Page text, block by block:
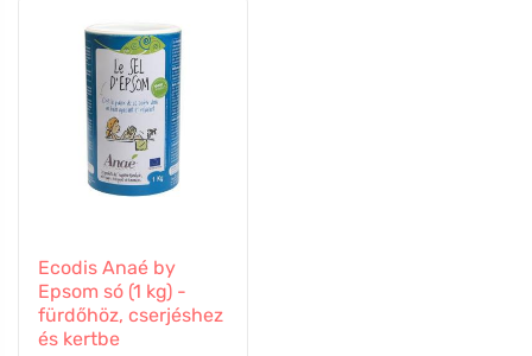
Ecodis Anaé by
Epsom só (1 kg) -
fürdőhöz, cserjéshez
és kertbe